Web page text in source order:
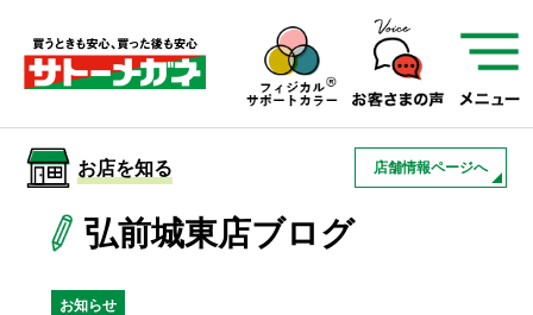
サトーメガネを知る
サトーメガネについて
01 サトーメガネの遠近
検査・フィッティング
アフターサービス
お店を知る
お店を知る 店舗情報ページへ
弘前城東店ブログ
お知らせ